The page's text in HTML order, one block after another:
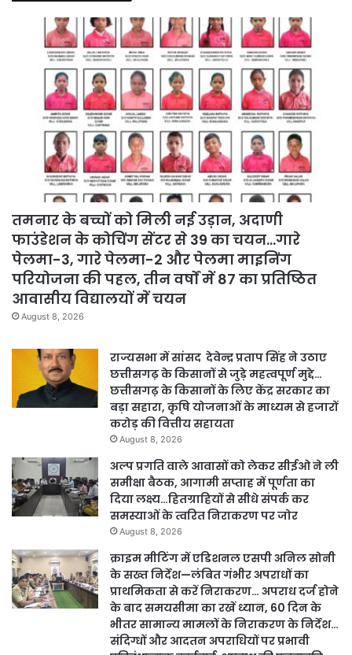
तमनार के बच्चों को मिली नई उड़ान, अदाणी
फाउंडेशन के कोचिंग सेंटर से 39 का चयन…गारे
पेलमा-3, गारे पेलमा-2 और पेलमा माइनिंग
परियोजना की पहल, तीन वर्षों में 87 का प्रतिष्ठित
आवासीय विद्यालयों में चयन
August 8, 2026
राज्यसभा में सांसद देवेन्द्र प्रताप सिंह ने उठाए
छत्तीसगढ़ के किसानों से जुड़े महत्वपूर्ण मुद्दे…
छत्तीसगढ़ के किसानों के लिए केंद्र सरकार का
बड़ा सहारा, कृषि योजनाओं के माध्यम से हजारों
करोड़ की वित्तीय सहायता
August 8, 2026
अल्प प्रगति वाले आवासों को लेकर सीईओ ने ली
समीक्षा बैठक, आगामी सप्ताह में पूर्णता का
दिया लक्ष्य…हितग्राहियों से सीधे संपर्क कर
समस्याओं के त्वरित निराकरण पर जोर
August 8, 2026
क्राइम मीटिंग में एडिशनल एसपी अनिल सोनी
के सख्त निर्देश—लंबित गंभीर अपराधों का
प्राथमिकता से करें निराकरण… अपराध दर्ज होने
के बाद समयसीमा का रखें ध्यान, 60 दिन के
भीतर सामान्य मामलों के निराकरण के निर्देश…
संदिग्धों और आदतन अपराधियों पर प्रभावी